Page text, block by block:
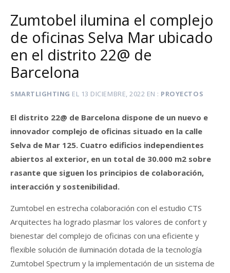
Zumtobel ilumina el complejo
de oficinas Selva Mar ubicado
en el distrito 22@ de
Barcelona
SMARTLIGHTING EL 13 DICIEMBRE, 2022 EN PROYECTOS
El distrito 22@ de Barcelona dispone de un nuevo e
innovador complejo de oficinas situado en la calle
Selva de Mar 125. Cuatro edificios independientes
abiertos al exterior, en un total de 30.000 m2 sobre
rasante que siguen los principios de colaboración,
interacción y sostenibilidad.
Zumtobel en estrecha colaboración con el estudio CTS
Arquitectes ha logrado plasmar los valores de confort y
bienestar del complejo de oficinas con una eficiente y
flexible solución de iluminación dotada de la tecnología
Zumtobel Spectrum y la implementación de un sistema de